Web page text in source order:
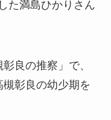
た満島ひかりさん
良の推察」で、
槻彰良の幼少期を